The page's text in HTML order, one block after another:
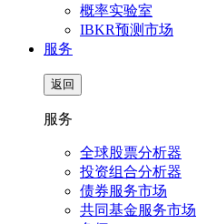
概率实验室
IBKR预测市场
服务
返回
服务
全球股票分析器
投资组合分析器
债券服务市场
共同基金服务市场